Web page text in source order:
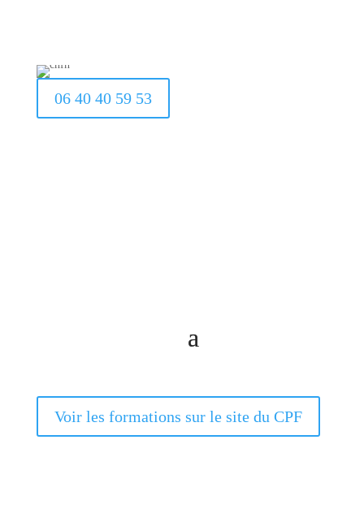
06 40 40 59 53
Voir les formations sur le site du CPF